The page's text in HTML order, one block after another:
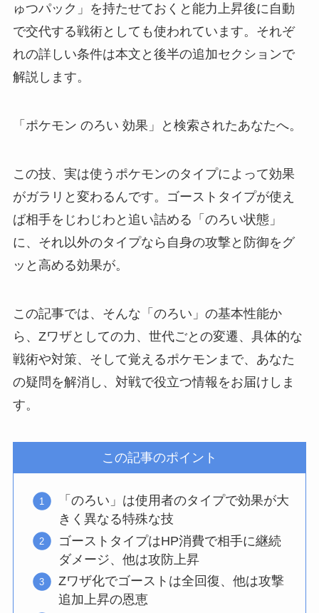
ゅつパック」を持たせておくと能力上昇後に自動
で交代する戦術としても使われています。それぞ
れの詳しい条件は本文と後半の追加セクションで
解説します。
「ポケモン のろい 効果」と検索されたあなたへ。
この技、実は使うポケモンのタイプによって効果
がガラリと変わるんです。ゴーストタイプが使え
ば相手をじわじわと追い詰める「のろい状態」
に、それ以外のタイプなら自身の攻撃と防御をグ
ッと高める効果が。
この記事では、そんな「のろい」の基本性能か
ら、Zワザとしての力、世代ごとの変遷、具体的な
戦術や対策、そして覚えるポケモンまで、あなた
の疑問を解消し、対戦で役立つ情報をお届けしま
す。
この記事のポイント
「のろい」は使用者のタイプで効果が大
きく異なる特殊な技
ゴーストタイプはHP消費で相手に継続
ダメージ、他は攻防上昇
Zワザ化でゴーストは全回復、他は攻撃
追加上昇の恩恵